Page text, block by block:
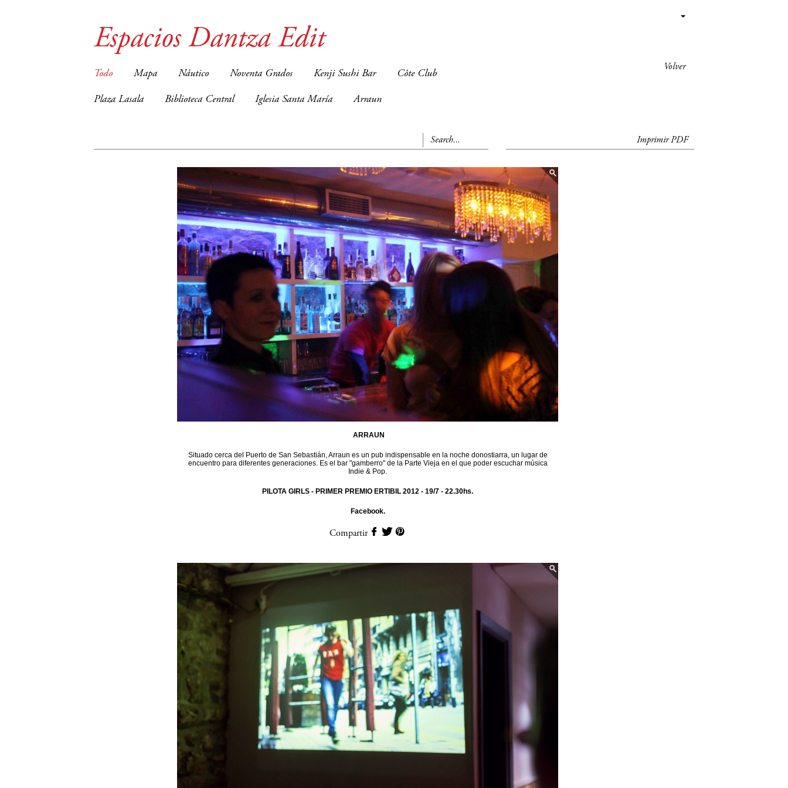
Volver
Espacios Dantza Edit
Todo Mapa Náutico Noventa Grados Kenji Sushi Bar Côte Club
Plaza Lasala Biblioteca Central Iglesia Santa María Arraun
Imprimir PDF
ARRAUN
Situado cerca del Puerto de San Sebastián, Arraun es un pub indispensable en la noche donostiarra, un lugar de
encuentro para diferentes generaciones. Es el bar "gamberro" de la Parte Vieja en el que poder escuchar música
Indie & Pop.
PILOTA GIRLS - PRIMER PREMIO ERTIBIL 2012 - 19/7 - 22.30hs.
Facebook.
Compartir